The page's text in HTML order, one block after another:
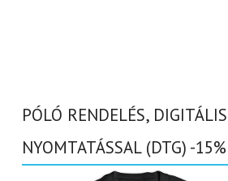
PÓLÓ RENDELÉS, DIGITÁLIS
NYOMTATÁSSAL (DTG) -15%